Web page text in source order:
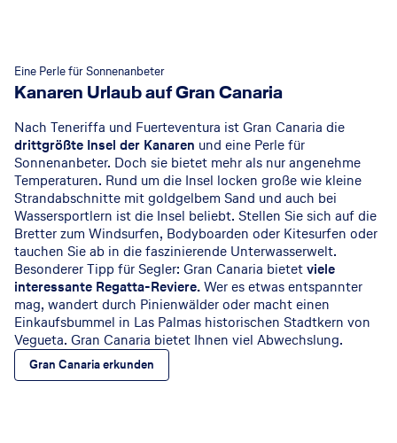
Eine Perle für Sonnenanbeter
Kanaren Urlaub auf Gran Canaria
Nach Teneriffa und Fuerteventura ist Gran Canaria die
drittgrößte Insel der Kanaren und eine Perle für
Sonnenanbeter. Doch sie bietet mehr als nur angenehme
Temperaturen. Rund um die Insel locken große wie kleine
Strandabschnitte mit goldgelbem Sand und auch bei
Wassersportlern ist die Insel beliebt. Stellen Sie sich auf die
Bretter zum Windsurfen, Bodyboarden oder Kitesurfen oder
tauchen Sie ab in die faszinierende Unterwasserwelt.
Besonderer Tipp für Segler: Gran Canaria bietetviele
interessante Regatta-Reviere.Wer es etwas entspannter
mag, wandert durch Pinienwälder oder macht einen
Einkaufsbummel in Las Palmas historischen Stadtkern von
Vegueta. Gran Canaria bietet Ihnen viel Abwechslung.
Gran Canaria erkunden